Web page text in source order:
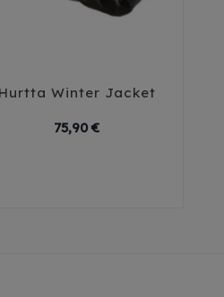
Hurtta Winter Jacket
75,90 €Prix